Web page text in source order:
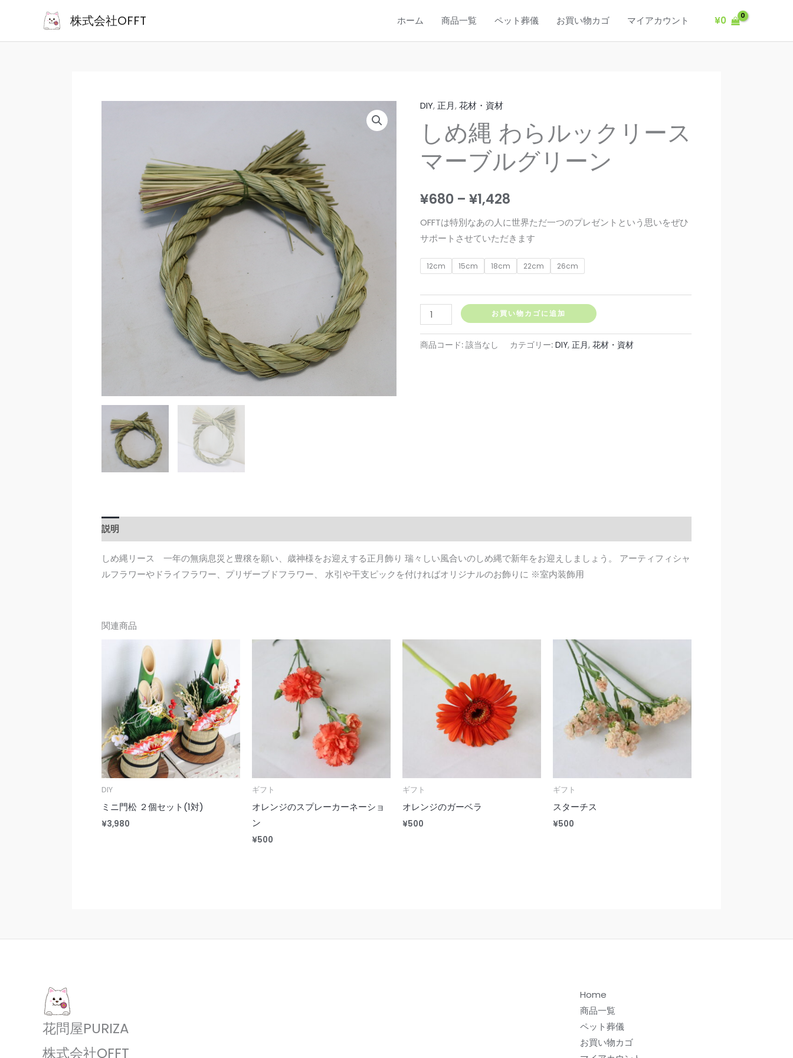
を
株式会社OFFT ホーム 商品一覧 ペット葬儀 お買い物カゴ マイアカウント ¥0
DIY, 正月,花材・資材
しめ縄 わらルックリース
マーブルグリーン
¥680 – ¥1,428
格
帯:
¥680
–
¥1,428
OFFTは特別なあの人に世界ただ一つのプレゼントという思いをぜひ
サポートさせていただきます
12cm 15cm 18cm 22cm 26cm
め
縄
ブ
リ
ー
お買い物カゴに追加
商品コード: 該当なし カテゴリー: DIY, 正月, 花材・資材
説明
しめ縄リース 一年の無病息災と豊穣を願い、歳神様をお迎えする正月飾り 瑞々しい風合いのしめ縄で新年をお迎えしましょう。 アーティフィシャ
ルフラワーやドライフラワー、プリザーブドフラワー、 水引や干支ピックを付ければオリジナルのお飾りに ※室内装飾用
関連商品
DIY
ミニ門松 ２個セット(1対)
¥3,980
ギフト
オレンジのスプレーカーネーショ
ン
¥500
ギフト
オレンジのガーベラ
¥500
ギフト
スターチス
¥500
花問屋PURIZA
株式会社OFFT
Home
商品一覧
ペット葬儀
お買い物カゴ